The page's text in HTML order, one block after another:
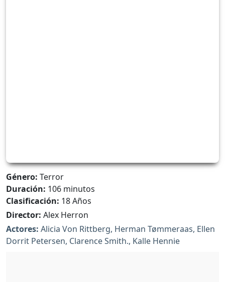
Género: Terror
Duración: 106 minutos
Clasificación: 18 Años
Director: Alex Herron
Actores: Alicia Von Rittberg, Herman Tømmeraas, Ellen
Dorrit Petersen, Clarence Smith., Kalle Hennie